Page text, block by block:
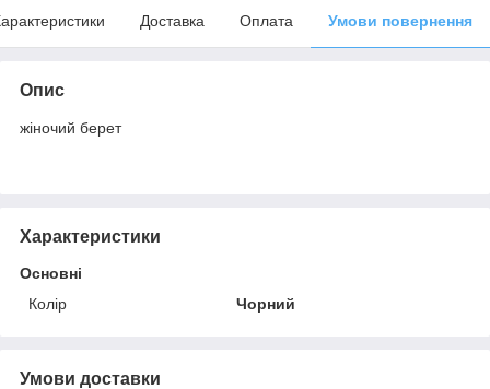
Доставка Оплата Умови повернення
Опис
жіночий берет
Характеристики
Основні
Колір
Чорний
Умови доставки